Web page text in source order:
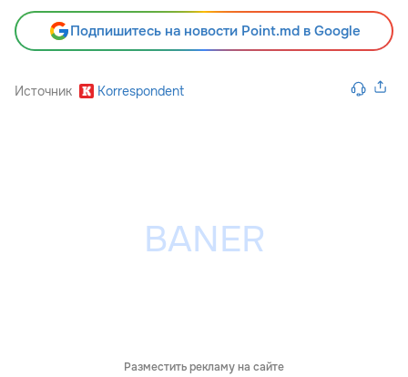
Подпишитесь на новости Point.md в Google
Источник Korrespondent
Разместить рекламу на сайте